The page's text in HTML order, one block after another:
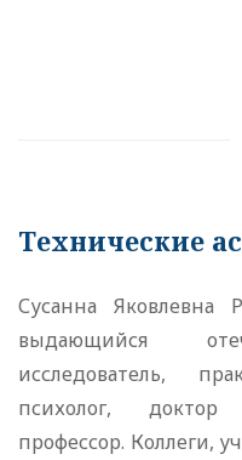
Технические
Сусанна Яковлевна
выдающийся
исследователь,
психолог, доктор
профессор. Коллеги,